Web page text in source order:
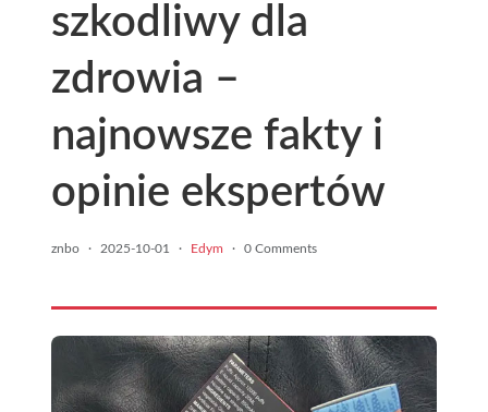
szkodliwy dla
zdrowia –
najnowsze fakty i
opinie ekspertów
znbo · 2025-10-01 · Edym · 0 Comments